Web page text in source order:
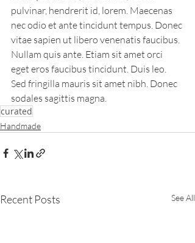
pulvinar, hendrerit id, lorem. Maecenas
nec odio et ante tincidunt tempus. Donec
vitae sapien ut libero venenatis faucibus.
Nullam quis ante. Etiam sit amet orci
eget eros faucibus tincidunt. Duis leo.
Sed fringilla mauris sit amet nibh. Donec
sodales sagittis magna.
curated
Handmade
Recent Posts See All